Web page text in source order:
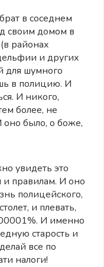
в соседнем
своим домом в
районах
и других
для шумного
в полицию. И
И никого,
более, не
было, о боже,
увидеть это
и правилам. И оно
полицейского,
и плевать,
И именно
старость и
все по
налоги!